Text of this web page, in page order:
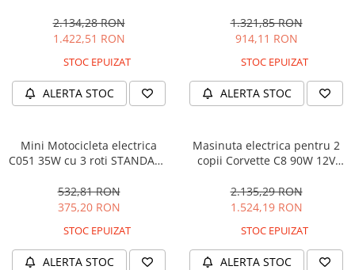
2.134,28 RON
1.422,51 RON
STOC EPUIZAT
ALERTA STOC
12V, galbena
1.321,85 RON
914,11 RON
STOC EPUIZAT
ALERTA STOC
Mini Motocicleta electrica
C051 35W cu 3 roti STANDARD
532,81 RON
375,20 RON
STOC EPUIZAT
ALERTA STOC
Masinuta electrica pentru 2
copii Corvette C8 90W 12V
2.135,29 RON
1.524,19 RON
STOC EPUIZAT
ALERTA STOC